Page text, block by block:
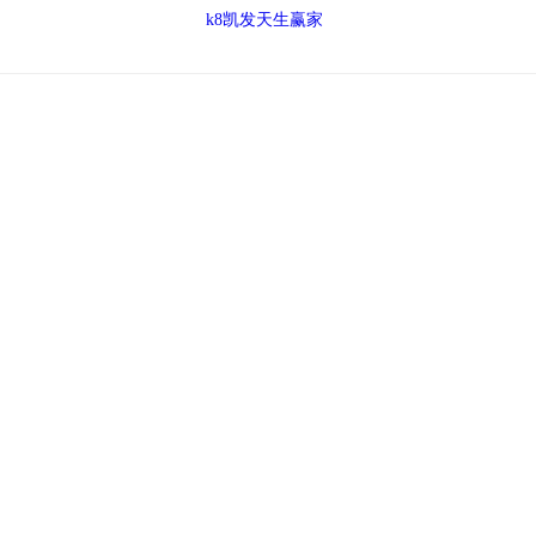
k8凯发天生赢家